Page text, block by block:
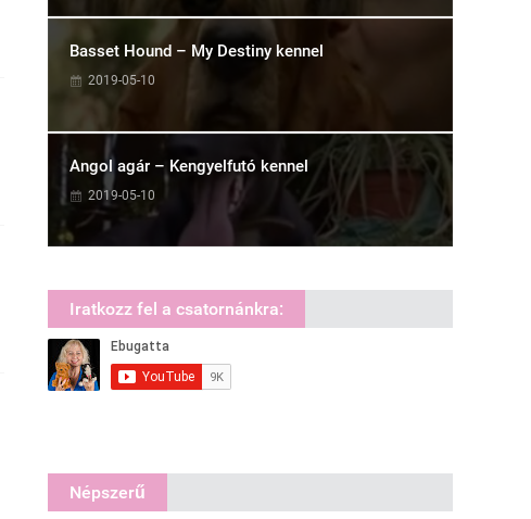
Basset Hound – My Destiny kennel
2019-05-10
Angol agár – Kengyelfutó kennel
2019-05-10
Iratkozz fel a csatornánkra:
Népszerű